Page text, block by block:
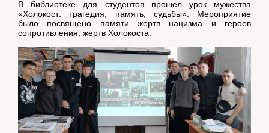
В библиотеке для студентов прошел урок мужества
«Холокост: трагедия, память, судьбы». Мероприятие
было посвящено памяти жертв нацизма и героев
сопротивления, жертв Холокоста.